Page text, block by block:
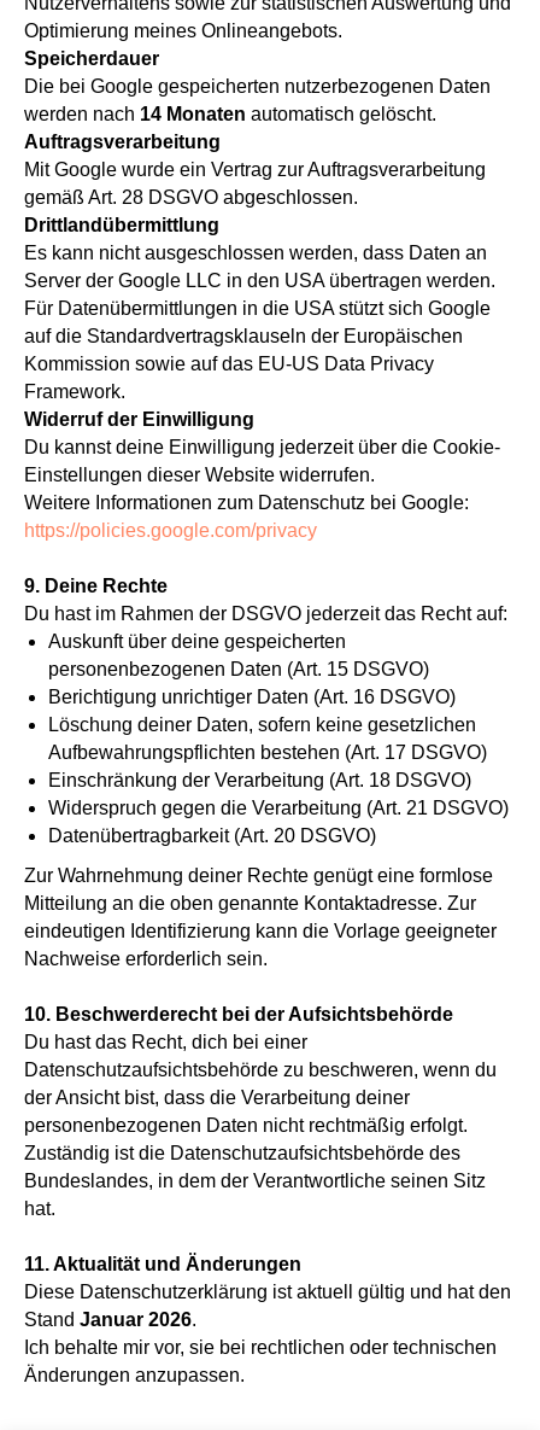
Optimierung meines Onlineangebots.
Speicherdauer
Die bei Google gespeicherten nutzerbezogenen Daten
werden nach 14 Monaten automatisch gelöscht.
Auftragsverarbeitung
Mit Google wurde ein Vertrag zur Auftragsverarbeitung
gemäß Art. 28 DSGVO abgeschlossen.
Drittlandübermittlung
Es kann nicht ausgeschlossen werden, dass Daten an
Server der Google LLC in den USA übertragen werden.
Für Datenübermittlungen in die USA stützt sich Google
auf die Standardvertragsklauseln der Europäischen
Kommission sowie auf das EU-US Data Privacy
Framework.
Widerruf der Einwilligung
Du kannst deine Einwilligung jederzeit über die Cookie-
Einstellungen dieser Website widerrufen.
Weitere Informationen zum Datenschutz bei Google:
https://policies.google.com/privacy
9. Deine Rechte
Du hast im Rahmen der DSGVO jederzeit das Recht auf:
Auskunft über deine gespeicherten
personenbezogenen Daten (Art. 15 DSGVO)
Berichtigung unrichtiger Daten (Art. 16 DSGVO)
Löschung deiner Daten, sofern keine gesetzlichen
Aufbewahrungspflichten bestehen (Art. 17 DSGVO)
Einschränkung der Verarbeitung (Art. 18 DSGVO)
Widerspruch gegen die Verarbeitung (Art. 21 DSGVO)
Datenübertragbarkeit (Art. 20 DSGVO)
Zur Wahrnehmung deiner Rechte genügt eine formlose
Mitteilung an die oben genannte Kontaktadresse. Zur
eindeutigen Identifizierung kann die Vorlage geeigneter
Nachweise erforderlich sein.
10. Beschwerderecht bei der Aufsichtsbehörde
Du hast das Recht, dich bei einer
Datenschutzaufsichtsbehörde zu beschweren, wenn du
der Ansicht bist, dass die Verarbeitung deiner
personenbezogenen Daten nicht rechtmäßig erfolgt.
Zuständig ist die Datenschutzaufsichtsbehörde des
Bundeslandes, in dem der Verantwortliche seinen Sitz
hat.
11. Aktualität und Änderungen
Diese Datenschutzerklärung ist aktuell gültig und hat den
Stand Januar 2026.
Ich behalte mir vor, sie bei rechtlichen oder technischen
Änderungen anzupassen.